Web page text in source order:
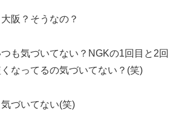
大阪？そうなの？
つも気づいてない？NGKの1回目と2回
なってるの気づいてない？(笑)
気づいてない(笑)